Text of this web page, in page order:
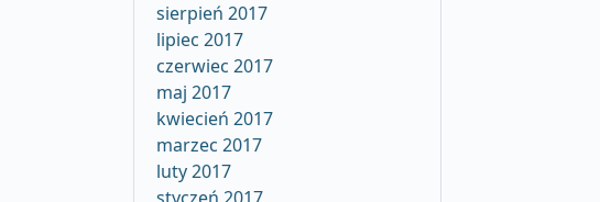
sierpień 2017
lipiec 2017
czerwiec 2017
maj 2017
kwiecień 2017
marzec 2017
luty 2017